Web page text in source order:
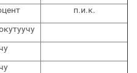
п.и.к.